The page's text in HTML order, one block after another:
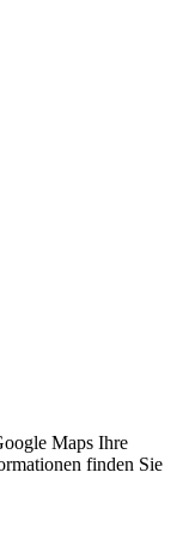
Maps Ihre
finden Sie